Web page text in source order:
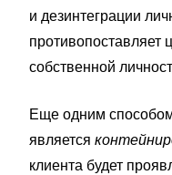
и дезинтеграции
противопоставляет
собственной
Еще одним
является
клиента будет